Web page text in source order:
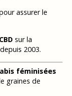
assurer le
CBDsur la
2003.
féminisées
graines de